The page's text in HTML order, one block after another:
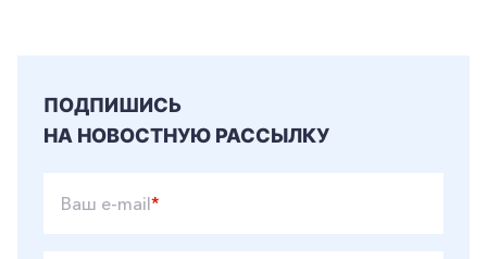
ПОДПИШИСЬ
НА НОВОСТНУЮ РАССЫЛКУ
Ваш e-mail*